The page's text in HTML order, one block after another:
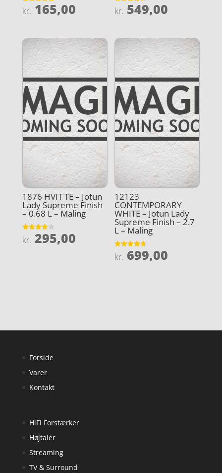
Vurderet
4.9
kr. 165,00
Vurderet
4.3
kr. 549,00
1876 HVIT TE – Jotun
Lady Supreme Finish
– 0.68 L – Maling
Vurderet
3.9
kr. 295,00
12123
CONTEMPORARY
WHITE – Jotun Lady
Supreme Finish – 2.7
L – Maling
Vurderet
4.7
kr. 699,00
Forside
Varer
Kontakt
HiFi Forstærker
Højtaler
Streaming
TV & Surround